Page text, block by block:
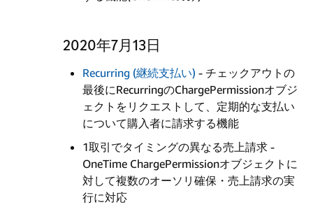
2020年7月13日
Recurring (継続支払い) - チェックアウトの
最後にRecurringのChargePermissionオブジ
ェクトをリクエストして、定期的な支払い
について購入者に請求する機能
1取引でタイミングの異なる売上請求 -
OneTime ChargePermissionオブジェクトに
対して複数のオーソリ確保・売上請求の実
行に対応